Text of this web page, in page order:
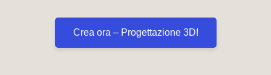
Crea ora – Progettazione 3D!